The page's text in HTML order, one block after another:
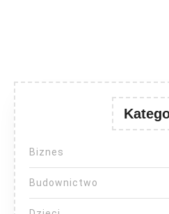
Biznes
Budownictwo